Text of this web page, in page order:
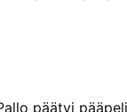
päätyi